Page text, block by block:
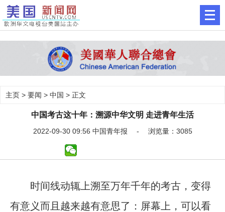
主页 > 要闻 > 中国 > 正文
中国考古这十年：溯源中华文明 走进青年生活
2022-09-30 09:56 中国青年报 - 浏览量：3085
时间线动辄上溯至万年千年的考古，变得
有意义而且越来越有意思了：屏幕上，可以看